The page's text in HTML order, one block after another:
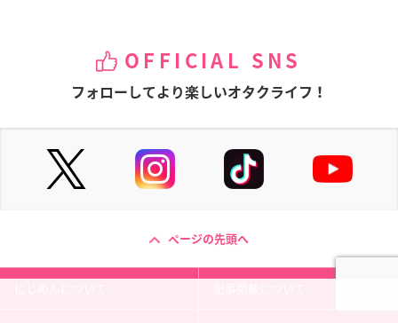
OFFICIAL SNS
フォローしてより楽しいオタクライフ！
ページの先頭へ